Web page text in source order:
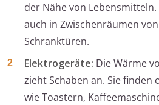
der Nähe von
auch in Zwischenräumen
Schranktüren.
Elektrogeräte: Die Wärme
zieht Schaben an. Sie finden
wie Toastern,